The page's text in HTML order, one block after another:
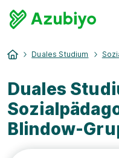
Duales Studium
Duales
Blindow-